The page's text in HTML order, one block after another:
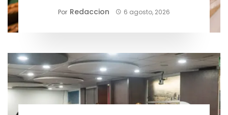
competitividad exportadora
Por Redaccion 6 agosto, 2026